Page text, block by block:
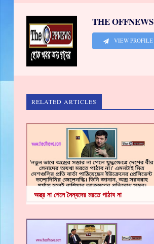
THE OFFNEWS
VIEW PROFILE
RELATED ARTICLES
অস্ত্র না পেলে সৈন্যদের মরতে পাঠাব না